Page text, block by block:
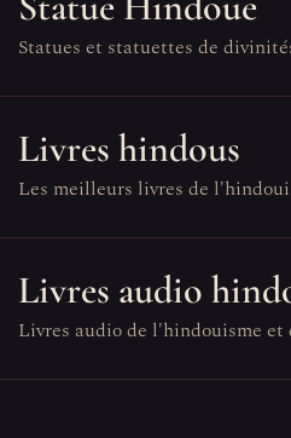
Statues et statuettes de
Livres hindous
Les meilleurs livres de
Livres audio
Livres audio de l'hindouisme et